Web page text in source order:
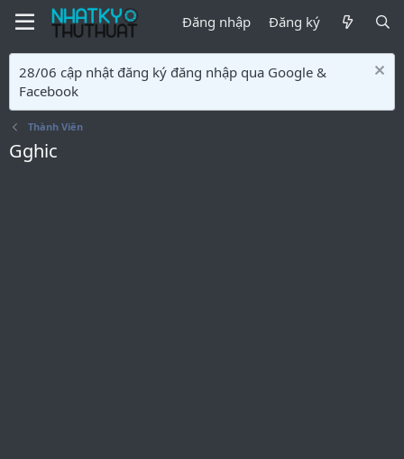
Đăng nhập Đăng ký
28/06 cập nhật đăng ký đăng nhập qua Google &
Facebook
Thành Viên
Gghic